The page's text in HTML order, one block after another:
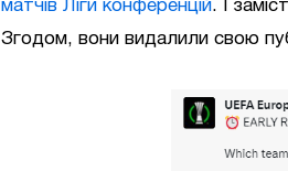
матчів Ліги конференцій. І
Згодом, вони видалили свою